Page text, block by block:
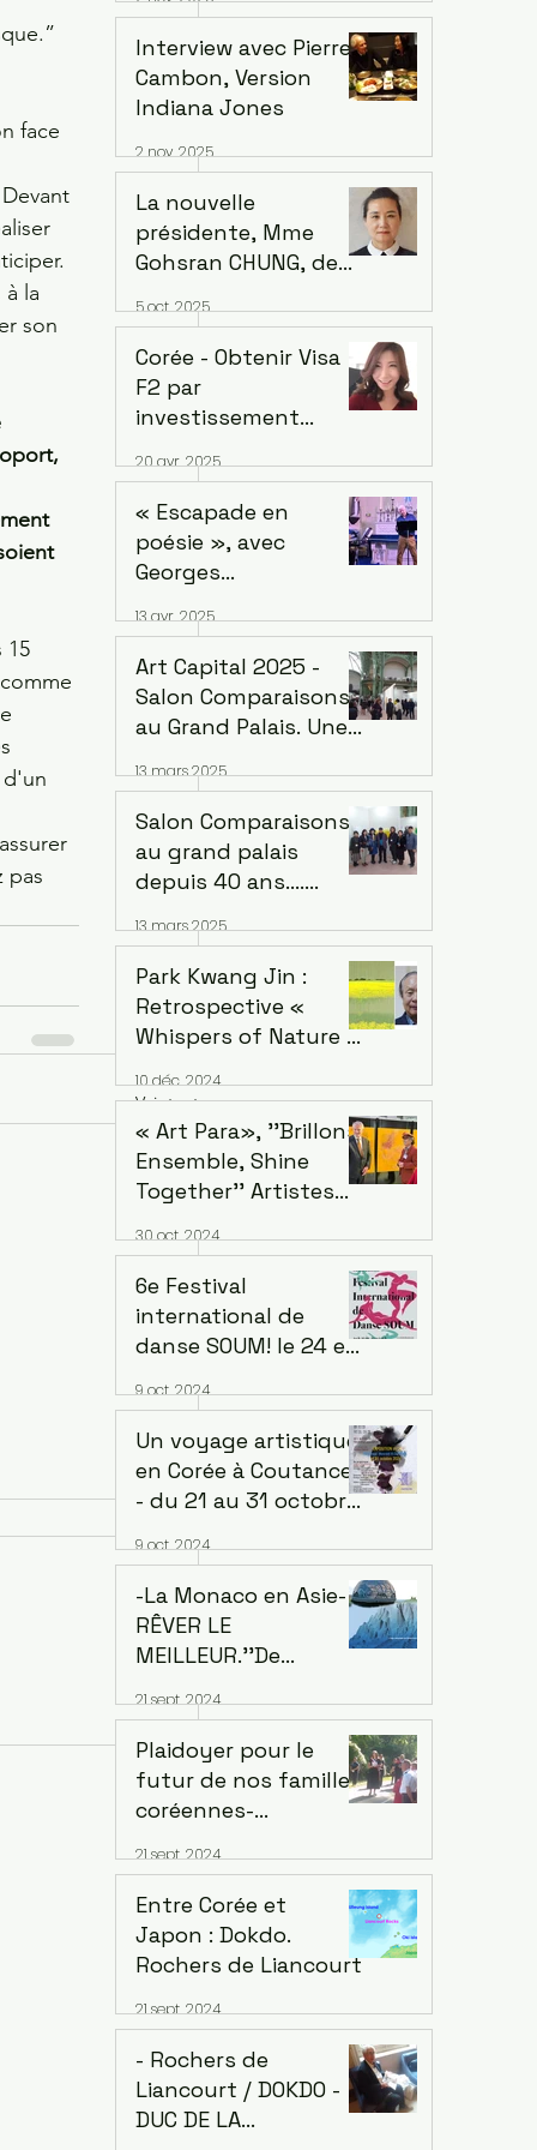
face
la
son
15
d'un
pas
Voir tout
Exploration
Interview avec Pierre
Cambon, Version
Indiana Jones
2 nov. 2025
La nouvelle
présidente, Mme
Gohsran CHUNG, de
Femmes Coréennes
en France (AFCF-
Kowin France)
inaugure un forum
féminin et la
Symphonie le 18
octobre à Saint-
Mandé
5 oct. 2025
Corée - Obtenir Visa
F2 par
investissement
Songdo – min. EUR
700k avec la reprise
du marché
20 avr. 2025
« Escapade en
poésie », avec
Georges
14 mai 2025, à 19h
Lecture : Georges
Arsenijevic
Intermèdes musicaux
Bané
13 avr. 2025
Art Capital 2025 -
Salon Comparaisons
au Grand Palais. Une
artistique inédite de
Corée : 4 groupes
13 mars 2025
Salon Comparaisons
au grand palais
depuis 40 ans....
Groupe Corée :
Kwang-jin Park et la
version coréenne Du
18 au 22 février 2025
13 mars 2025
Park Kwang Jin :
Retrospective «
Whispers of Nature »
succursale de
Seosomun,
12/12/2024 -
09/02/2025
10 déc. 2024
« Art Para», ''Brillons
Ensemble, Shine
Together'' Artistes
intellectuelle de cinq
continents.
Exposition au siège
de l'OCDE à Paris
30 oct. 2024
6e Festival
international de
danse SOUM! le 24 et
20h au Regard du
Cygne, 210 Rue de
Belleville 75020 Paris
9 oct. 2024
Un voyage artistique
en Corée à Coutances
- du 21 au 31 octobre
d'art - Art à la
Miséricorde -
Coutances
9 oct. 2024
-La Monaco en Asie-
RÊVER LE
MEILLEUR.''De
Prospérité Mutuelle''
- Citizen D -
21 sept. 2024
Plaidoyer pour le
futur de nos familles:
coréennes-
françaises.
21 sept. 2024
Entre Corée et
Japon : Dokdo.
Rochers de Liancourt
21 sept. 2024
- Rochers de
Liancourt / DOKDO -
DUC DE LA